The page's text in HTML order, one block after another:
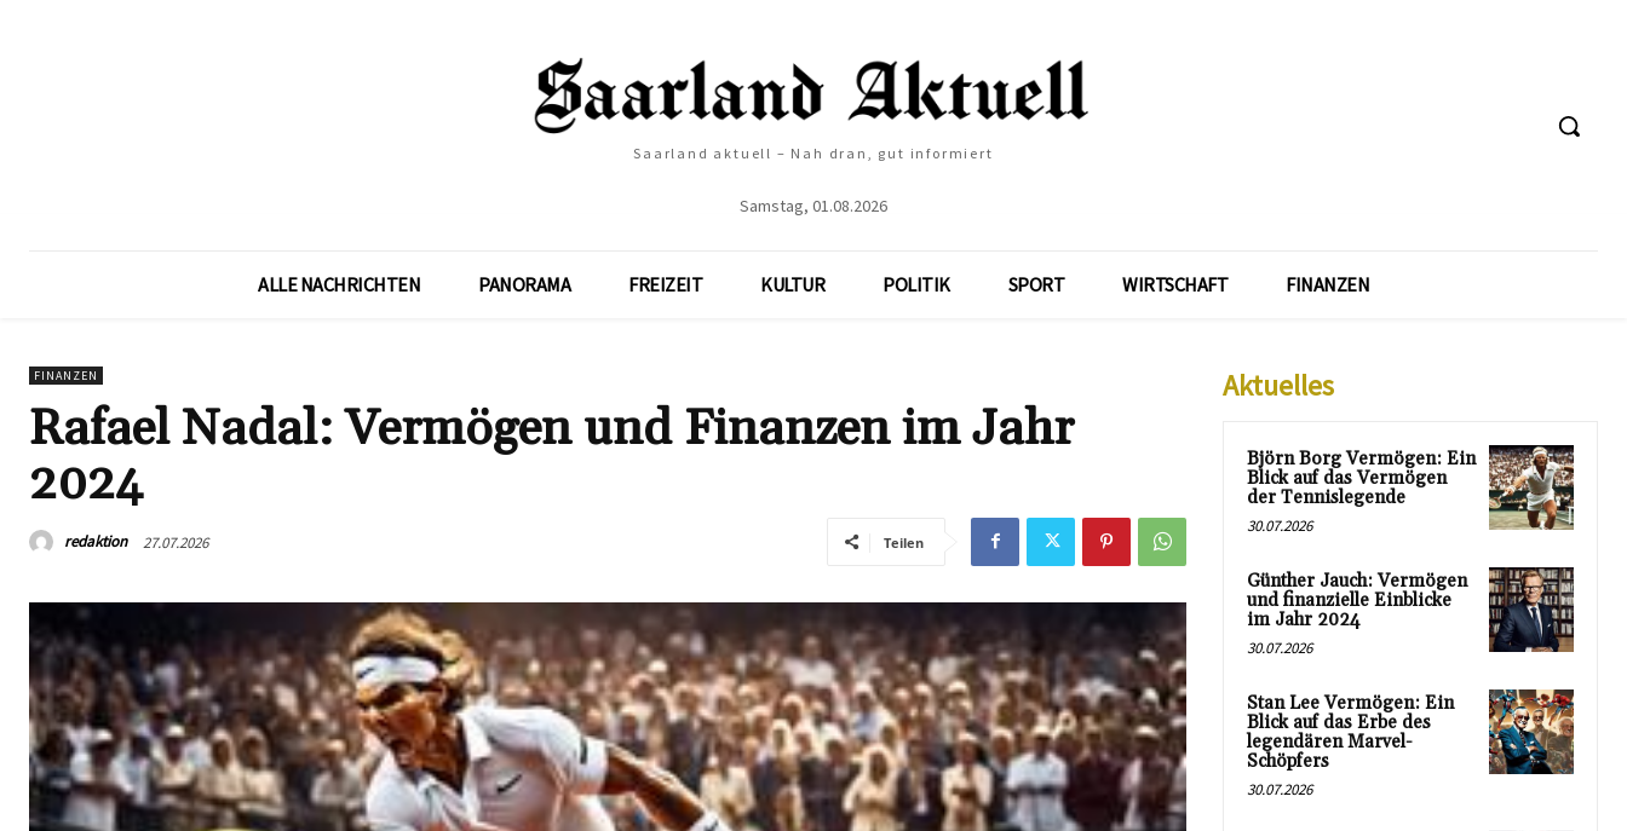
Saarland aktuell – Nah dran, gut informiert
Samstag, 01.08.2026
ALLE NACHRICHTEN PANORAMA FREIZEIT KULTUR POLITIK SPORT WIRTSCHAFT FINANZEN
FINANZEN
Rafael Nadal: Vermögen und Finanzen im Jahr
2024
redaktion 27.07.2026 Teilen
Aktuelles
Björn Borg Vermögen: Ein
Blick auf das Vermögen
der Tennislegende
30.07.2026
Günther Jauch: Vermögen
und finanzielle Einblicke
im Jahr 2024
30.07.2026
Stan Lee Vermögen: Ein
Blick auf das Erbe des
legendären Marvel-
Schöpfers
30.07.2026